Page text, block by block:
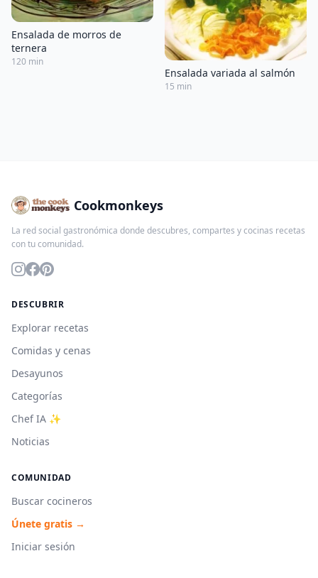
Ensalada de morros de
ternera
120 min
Ensalada variada al salmón
15 min
Cookmonkeys
La red social gastronómica donde descubres, compartes y cocinas recetas
con tu comunidad.
DESCUBRIR
Explorar recetas
Comidas y cenas
Desayunos
Categorías
Chef IA ✨
Noticias
COMUNIDAD
Buscar cocineros
Únete gratis →
Iniciar sesión